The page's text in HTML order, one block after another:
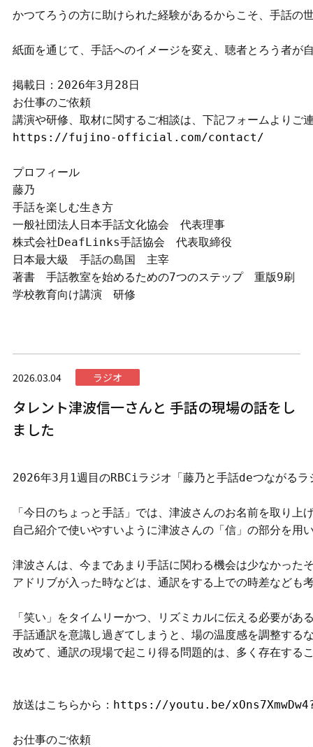
かつてろうの方に助けられた経験があるからこそ、手話の
紙面を通じて、手話へのイメージを変え、聴者とろう者が
掲載日：2026年3月28日
お仕事のご依頼
https://fujino-official.com/contact/
プロフィール
藤乃
手話を楽しむ生き方
一般社団法人日本手話文化協会　代表理事
株式会社DeafLinks手話協会　代表取締役
日本最大級　手話の島国　主宰
著書　手話教室を始めるための7つのステップ　重版9刷
学校教育向け講演　研修
2026.03.04 ラジオ
タレント津波信一さんと 手話の現場の話をし
ました
2026年3月1週目のRBCiラジオ「藤乃と手話deつながる
「今日のちょっと手話」では、津波さんのお名前を取り上
自己紹介で使いやすいように津波さんの「信」の部分を
津波さんは、今まであまり手話に関わる機会は少なかった
アドリブが入った時などは、通訳をする上での時差なども
「笑い」をタイムリーかつ、リズミカルに伝える必要があ
手話通訳を意識し過ぎてしまうと、場の温度感を調整する
改めて、通訳の現場で起こり得る問題的は、多く存在する
放送はこちらから： https://youtu.be/
お仕事のご依頼